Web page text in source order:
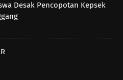
Desak Pencopotan Kepsek